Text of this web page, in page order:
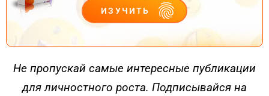
ИЗУЧИТЬ
ДЕЙСТВУЙ
Не пропускай самые интересные публикации
для личностного роста. Подписывайся на